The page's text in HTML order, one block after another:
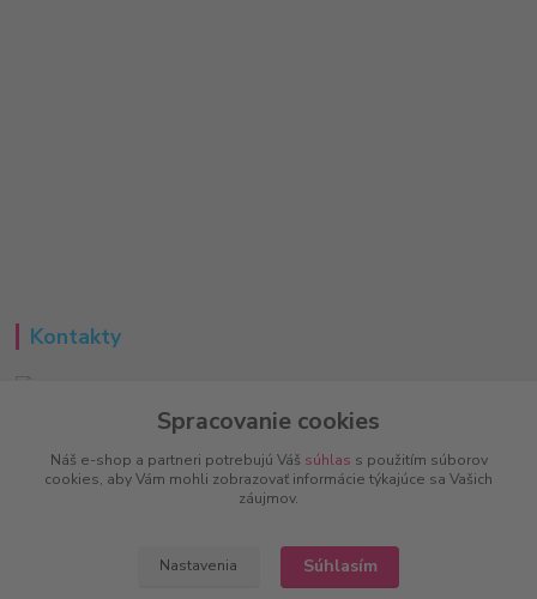
Kontakty
+421 951 733 848
(Po-Pia, 8-16 hod.)
Spracovanie cookies
Náš e-shop a partneri potrebujú Váš súhlas s použitím súborov
cookies, aby Vám mohli zobrazovať informácie týkajúce sa Vašich
záujmov.
Nastavenia Súhlasím